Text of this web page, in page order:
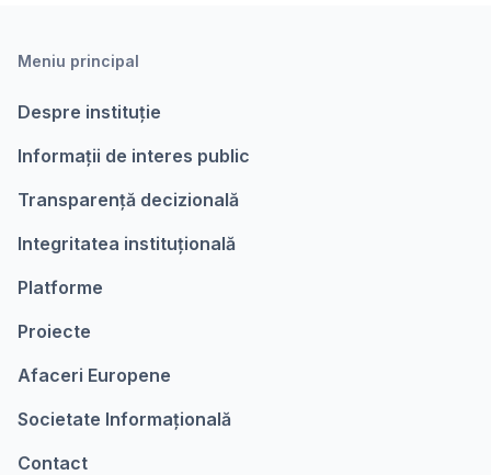
Meniu principal
Despre instituție
Informații de interes public
Transparență decizională
Integritatea instituțională
Platforme
Proiecte
Afaceri Europene
Societate Informațională
Contact